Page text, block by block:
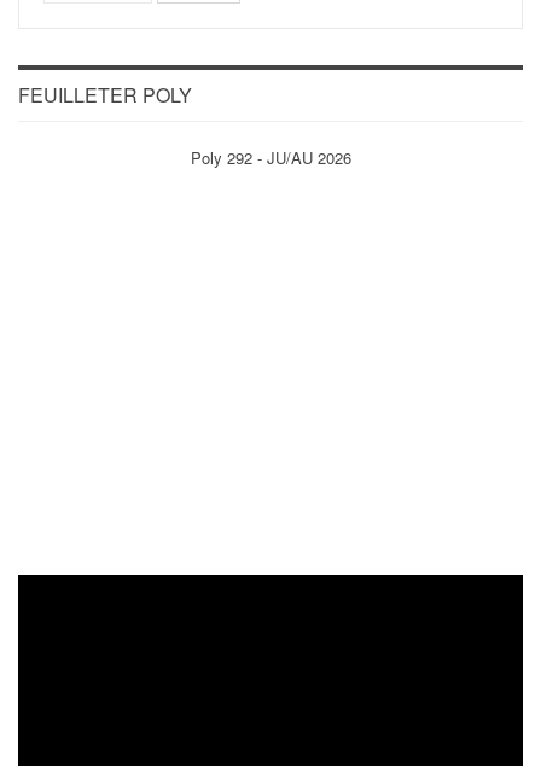
FEUILLETER POLY
Poly 292 - JU/AU 2026